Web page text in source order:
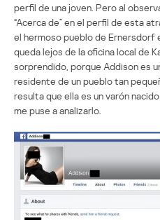
perfil de una joven. Pero al
“Acerca de” en el perfil de esta
el hermoso pueblo de Ernersdorf
queda lejos de la oficina local de
sorprendido, porque Addison es
residente de un pueblo tan
resulta que ella es un varón
me puse a analizarlo.